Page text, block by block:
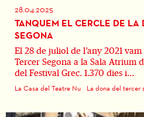
28.04.2025
TANQUEM EL CERCLE DE LA
SEGONA
El 28 de juliol de l’any 2021
Tercer Segona a la Sala Atrium
del Festival Grec. 1.370 dies i...
La Casa del Teatre Nu La dona del tercer